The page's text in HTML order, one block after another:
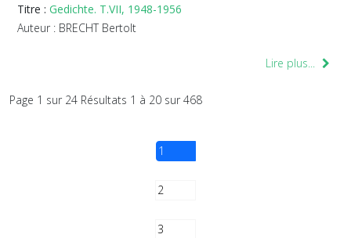
Titre : Gedichte. T.VII, 1948-1956
Auteur : BRECHT Bertolt
Lire plus...
Page 1 sur 24 Résultats 1 à 20 sur 468
1
2
3